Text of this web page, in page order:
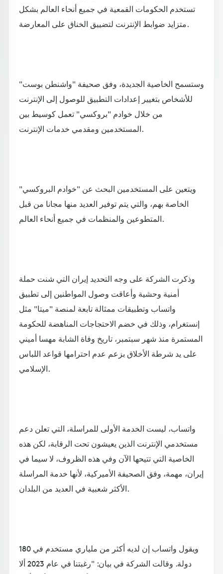
تستخدم الحكومات القمعية في جميع أنحاء العالم بشكل
متزايد ضوابط الإنترنت لتضييق الخناق على المعارضة.
وستسمح الخاصية الجديدة، وفق صحيفة "واشنطن بوست"
للأشخاص بتغيير إعدادات التطبيق للوصول إلى الإنترنت
من خلال خوادم "بروكسي" تعمل كوسيط بين
المستخدمين ومقدمي خدمات الإنترنت.
ويتعين على المستخدمين البحث عن "خوادم البروكسي"
الخاصة بهم، والتي يتم توفير العديد منها مجانا من قبل
المتطوعين والمنظمات في جميع أنحاء العالم.
وذكرت الشركة على وجه التحديد إيران التي شنت حملة
أمنية وحشية وأعاقت وصول المواطنين إلى تطبيق
واتساب وتطبيقات ممثالة تابعة لمنصة "ميتا" مثل
إنستغرام، وذلك في خضم الاحتجاجات المناهضة للحكومة
المستمرة منذ شهر سبتمبر، تاريخ وفاة الشابة مهسا أميني
على يد شرطة الأخلاق بزعم عدم احترامها قواعد اللباس
الإسلامي.
واتساب، ليست الخدمة الأولى للمراسلة، التي تعلن دعم
مستخدمي الإنترنت الذين يعيشون تحت الرقابة، لكن هذه
الخاصية التي تتيحها الآن وفي هذه الظروف، لا سيما في
إيران، مهمة، وفق الصحيفة الأميركية، لأنها خدمة المراسلة
الأكثر شعبية في العديد من البلدان.
ويقول واتساب إن لديه أكثر من ملياري مستخدم في 180
دولة. وقالت الشركة في بيان: "رغبتنا في عام 2023 ألا